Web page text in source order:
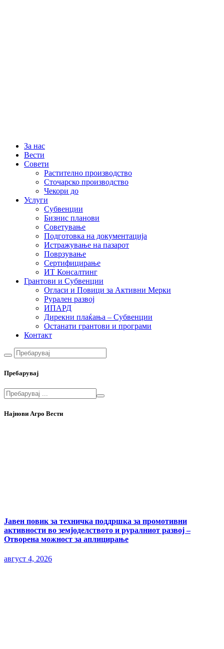
За нас
Вести
Совети
Растително производство
Сточарско производство
Чекори до
Услуги
Субвенции
Бизнис планови
Советување
Подготовка на документација
Истражување на пазарот
Поврзување
Сертифицирање
ИТ Консалтинг
Грантови и Субвенции
Огласи и Повици за Активни Мерки
Рурален развој
ИПАРД
Дирекни плаќања – Субвенции
Останати грантови и програми
Контакт
Пребарувај
Најнови Агро Вести
Јавен повик за техничка поддршка за промотивни
активности во земјоделството и руралниот развој –
Отворена можност за аплицирање
август 4, 2026